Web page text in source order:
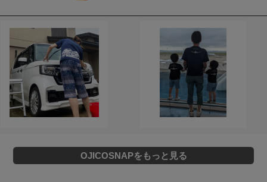
OJICOSNAPをもっと見る